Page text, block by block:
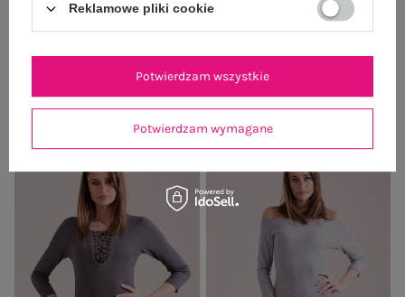
Ecru damskie body z bawełny
19,99 zł
Najniższa cena z 30 dni:39,99 zł
Sukienka z bocznymi wycięciami
jasnoszara
Reklamowe pliki cookie
Potwierdzam wymagane
Potwierdzam wszystkie